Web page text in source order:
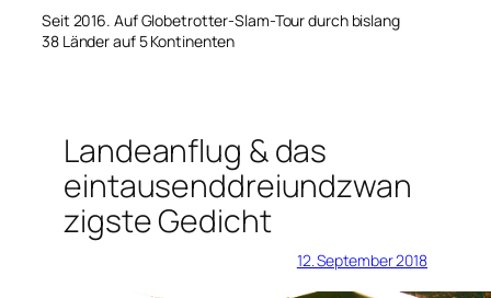
Seit 2016. Auf Globetrotter-Slam-Tour durch bislang
38 Länder auf 5 Kontinenten
Landeanflug & das
eintausenddreiundzwan
zigste Gedicht
12. September 2018